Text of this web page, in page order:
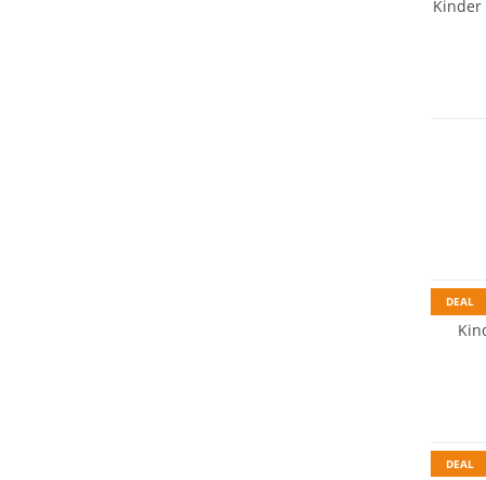
Kinder
DEAL
DEAL